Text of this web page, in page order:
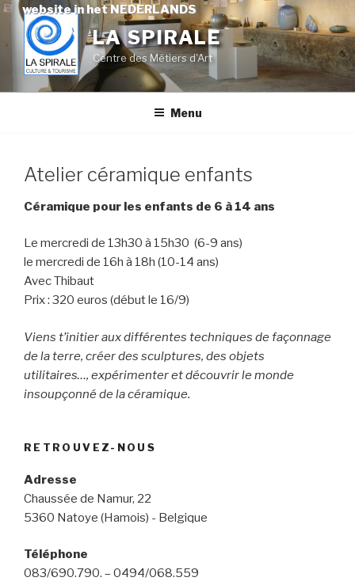
website in het NEDERLANDS
Skip
content
LA SPIRALE
Centre des Métiers d'Art
Menu
Atelier céramique enfants
Céramique pour les enfants de 6 à 14 ans
Le mercredi de 13h30 à 15h30 (6-9 ans)
le mercredi de 16h à 18h (10-14 ans)
Avec Thibaut
Prix : 320 euros (début le 16/9)
Viens t’initier aux différentes techniques de façonnage
de la terre, créer des sculptures, des objets
utilitaires…, expérimenter et découvrir le monde
insoupçonné de la céramique.
RETROUVEZ-NOUS
Adresse
Chaussée de Namur, 22
5360 Natoye (Hamois) - Belgique
Téléphone
083/690.790. – 0494/068.559